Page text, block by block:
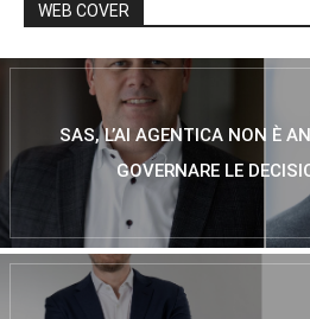
WEB COVER
SAS, L’AI AGENTICA NON È
GOVERNARE LE